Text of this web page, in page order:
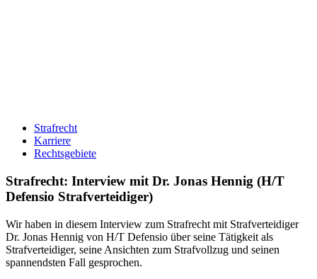
Strafrecht
Karriere
Rechtsgebiete
Strafrecht: Interview mit Dr. Jonas Hennig (H/T
Defensio Strafverteidiger)
Wir haben in diesem Interview zum Strafrecht mit Strafverteidiger
Dr. Jonas Hennig von H/T Defensio über seine Tätigkeit als
Strafverteidiger, seine Ansichten zum Strafvollzug und seinen
spannendsten Fall gesprochen.